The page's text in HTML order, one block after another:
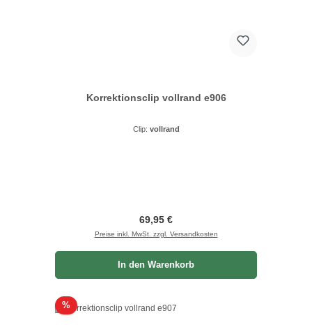
Korrektionsclip vollrand e906
Clip: vollrand
Regulärer Preis:
69,95 €
Preise inkl. MwSt. zzgl. Versandkosten
In den Warenkorb
%Rabatt